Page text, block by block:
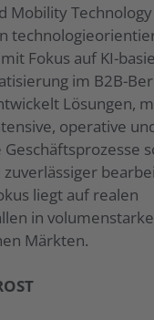
Mobility
Fokus auf KI-
im B2B-
Lösungen,
operative
liegt auf realen
in
Märkten.